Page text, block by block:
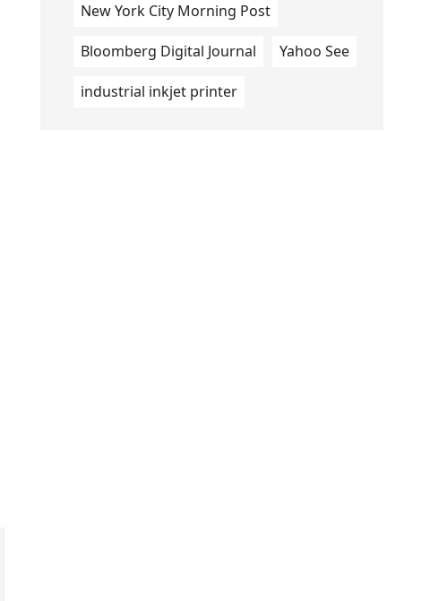
New York City Morning Post
Bloomberg Digital Journal Yahoo See
industrial inkjet printer